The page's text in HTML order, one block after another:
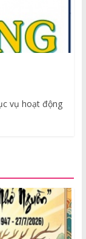
vụ hoạt động